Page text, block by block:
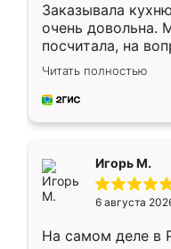
Заказывала
очень довольна.
посчитала, на
Замерщик
делу со всей
за день, ребята
Читать полностью
Игорь М.
6 августа
На самом деле в